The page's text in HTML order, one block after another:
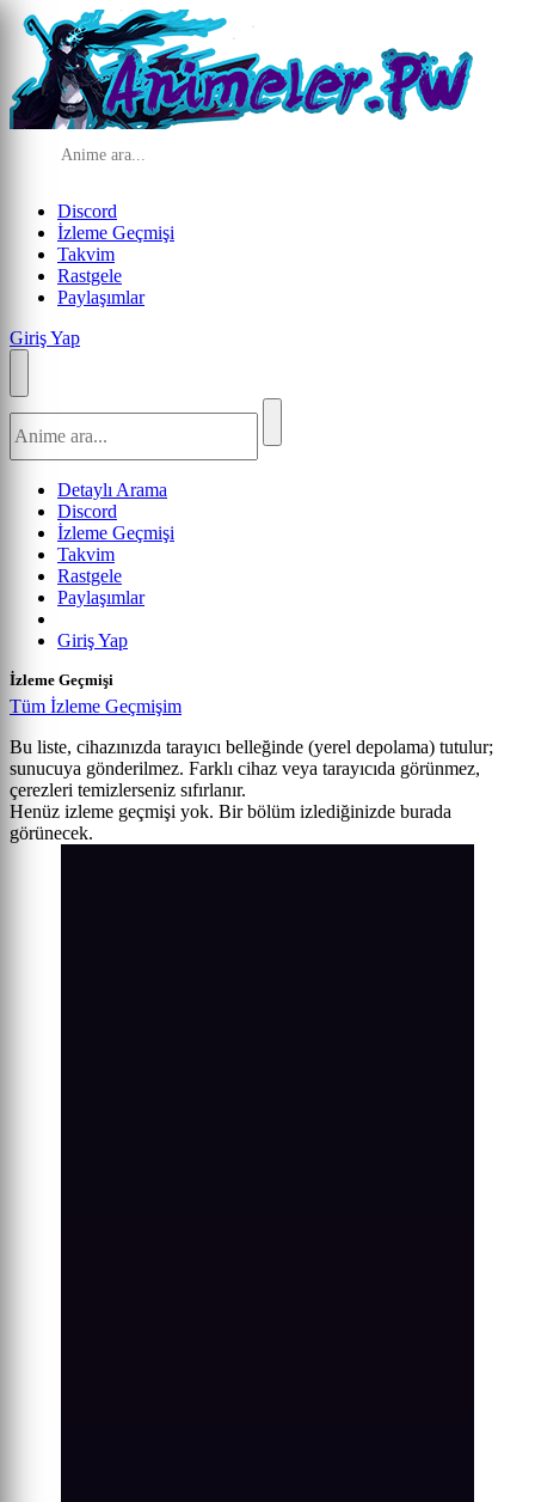
Discord
İzleme Geçmişi
Takvim
Rastgele
Paylaşımlar
Giriş Yap
Detaylı Arama
Discord
İzleme Geçmişi
Takvim
Rastgele
Paylaşımlar
Giriş Yap
İzleme Geçmişi
Tüm İzleme Geçmişim
Bu liste, cihazınızda tarayıcı belleğinde (yerel depolama) tutulur;
sunucuya gönderilmez. Farklı cihaz veya tarayıcıda görünmez,
çerezleri temizlerseniz sıfırlanır.
Henüz izleme geçmişi yok. Bir bölüm izlediğinizde burada
görünecek.